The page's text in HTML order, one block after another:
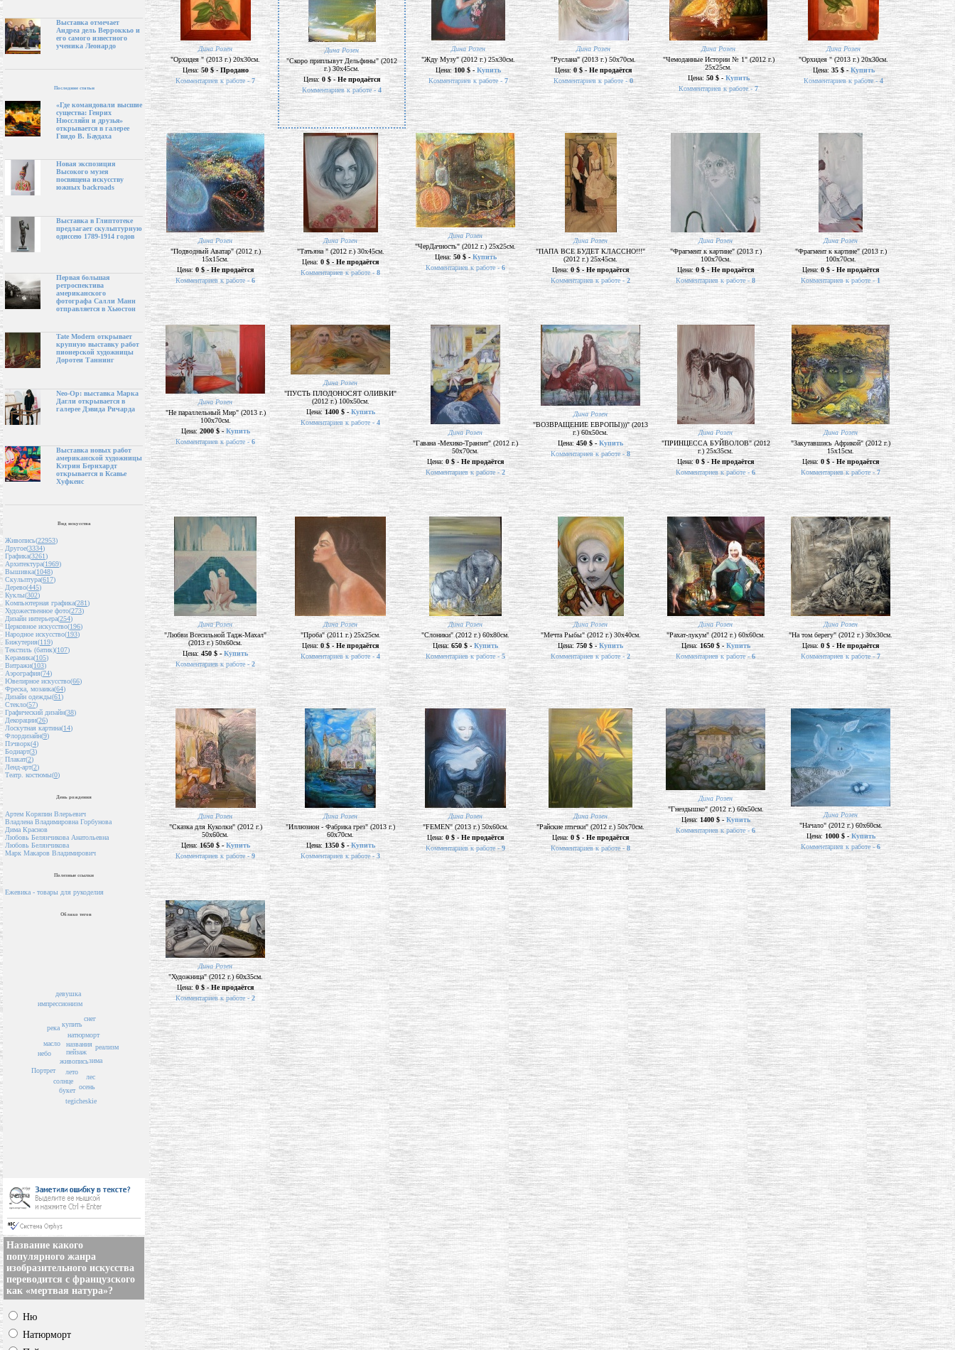
Выставка отмечает
Андреа дель Верроккьо и
его самого известного
ученика Леонардо
Последние статьи
«Где командовали высшие
существа: Генрих
Нюссляйн и друзья»
открывается в галерее
Гвидо В. Баудаха
Новая экспозиция
Высокого музея
посвящена искусству
южных backroads
Выставка в Глиптотеке
предлагает скульптурную
одиссею 1789-1914 годов
Первая большая
ретроспектива
американского
фотографа Салли Манн
отправляется в Хьюстон
Tate Modern открывает
крупную выставку работ
пионерской художницы
Доротеи Таннинг
Neo-Op: выставка Марка
Дагли открывается в
галерее Дэвида Ричарда
Выставка новых работ
американской художницы
Кэтрин Бернхардт
открывается в Ксавье
Хуфкенс
Вид искусства
Живопись(22953)
Другое(3334)
Графика(3261)
Архитектура(1969)
Вышивка(1048)
Скульптура(617)
Дерево(445)
Куклы(302)
Компьютерная графика(281)
Художественное фото(273)
Дизайн интерьера(254)
Церковное искусство(196)
Народное искусство(193)
Бижутерия(119)
Текстиль (батик)(107)
Керамика(105)
Витражи(103)
Аэрография(74)
Ювелирное искусство(66)
Фреска, мозаика(64)
Дизайн одежды(61)
Стекло(57)
Графический дизайн(38)
Декорации(26)
Лоскутная картина(14)
Флордизайн(9)
Пэчворк(4)
Бодиарт(3)
Плакат(2)
Ленд-арт(2)
Театр. костюмы(0)
День рождения
Артем Коряпин Влерьевич
Владлена Владимировна Горбунова
Дима Краснов
Любовь Белянчикова Анатольевна
Любовь Белянчикова
Марк Макаров Владимирович
Полезные ссылки
Ежевика - товары для рукоделия
Облако тегов
пейзаж
названия
живопись
лето
натюрморт
купить
солнце
лес
зима
осень
букет
масло
река
снег
tegicheskie
реализм
небо
импрессионизм
Портрет
девушка
Название какого
популярного жанра
изобразительного искусства
переводится с французского
как «мертвая натура»?
Ню
Натюрморт
Дина Розен
"Орхидея " (2013 г.) 20х30см.
Цена:50 $ - Продано
Комментариев к работе - 7
Дина Розен
"Скоро приплывут Дельфины" (2012
г.) 30х45см.
Цена:0 $ - Не продаётся
Комментариев к работе - 4
Дина Розен
"Жду Музу" (2012 г.) 25х30см.
Цена:100 $ - Купить
Комментариев к работе - 7
Дина Розен
"Руслана" (2013 г.) 50х70см.
Цена:0 $ - Не продаётся
Комментариев к работе -0
Дина Розен
"Чемоданные Истории № 1" (2012 г.)
25х25см.
Цена: 50 $ -Купить
Комментариев к работе -7
Дина Розен
"Орхидея " (2013 г.) 20х30см.
Цена: 35 $ -Купить
Комментариев к работе -4
Дина Розен
"Подводный Аватар" (2012 г.)
15х15см.
Цена: 0 $ - Не продаётся
Комментариев к работе - 6
Дина Розен
"Татьяна " (2012 г.) 30х45см.
Цена: 0 $ - Не продаётся
Комментариев к работе - 8
Дина Розен
"ЧерДачность" (2012 г.) 25х25см.
Цена: 50 $ - Купить
Комментариев к работе - 6
Дина Розен
"ПАПА ВСЕ БУДЕТ КЛАССНО!!!"
(2012 г.) 25х45см.
Цена:0 $ - Не продаётся
Комментариев к работе - 2
Дина Розен
"Фрагмент к картине" (2013 г.)
100х70см.
Цена:0 $ - Не продаётся
Комментариев к работе -8
Дина Розен
"Фрагмент к картине" (2013 г.)
100х70см.
Цена:0 $ - Не продаётся
Комментариев к работе -1
Дина Розен
"Не параллельный Мир" (2013 г.)
100х70см.
Цена: 2000 $ - Купить
Комментариев к работе -6
Дина Розен
"ПУСТЬ ПЛОДОНОСЯТ ОЛИВКИ"
(2012 г.) 100х50см.
Цена:1400 $ -Купить
Комментариев к работе - 4
Дина Розен
"Гавана -Мехико-Транзит" (2012 г.)
50х70см.
Цена:0 $ - Не продаётся
Комментариев к работе - 2
Дина Розен
"ВОЗВРАЩЕНИЕ ЕВРОПЫ)))" (2013
г.) 60х50см.
Цена: 450 $ - Купить
Комментариев к работе -8
Дина Розен
"ПРИНЦЕССА БУЙВОЛОВ" (2012
г.) 25х35см.
Цена:0 $ - Не продаётся
Комментариев к работе - 6
Дина Розен
"Закутавшись Африкой" (2012 г.)
15х15см.
Цена: 0 $ - Не продаётся
Комментариев к работе -7
Дина Розен
"Любви Всесильной Тадж-Махал"
(2013 г.) 50х60см.
Цена: 450 $ - Купить
Комментариев к работе - 2
Дина Розен
"Проба" (2011 г.) 25х25см.
Цена:0 $ - Не продаётся
Комментариев к работе - 4
Дина Розен
"Слоники" (2012 г.) 60х80см.
Цена:650 $ - Купить
Комментариев к работе - 5
Дина Розен
"Мечта Рыбы" (2012 г.) 30х40см.
Цена:750 $ -Купить
Комментариев к работе - 2
Дина Розен
"Рахат-лукум" (2012 г.) 60х60см.
Цена:1650 $ - Купить
Комментариев к работе -6
Дина Розен
"На том берегу" (2012 г.) 30х30см.
Цена: 0 $ - Не продаётся
Комментариев к работе -7
Дина Розен
"Сказка для Куколки" (2012 г.)
50х60см.
Цена:1650 $ -Купить
Комментариев к работе -9
Дина Розен
"Иллюзион - Фабрика грез" (2013 г.)
60х70см.
Цена: 1350 $ -Купить
Комментариев к работе - 3
Дина Розен
"FEMEN" (2013 г.) 50х60см.
Цена: 0 $ - Не продаётся
Комментариев к работе -9
Дина Розен
"Райские птички" (2012 г.) 50х70см.
Цена: 0 $ - Не продаётся
Комментариев к работе - 8
Дина Розен
"Гнездышко" (2012 г.) 60х50см.
Цена: 1400 $ -Купить
Комментариев к работе - 6
Дина Розен
"Начало" (2012 г.) 60х60см.
Цена: 1000 $ -Купить
Комментариев к работе -6
Дина Розен
"Художница" (2012 г.) 60х35см.
Цена:0 $ - Не продаётся
Комментариев к работе - 2